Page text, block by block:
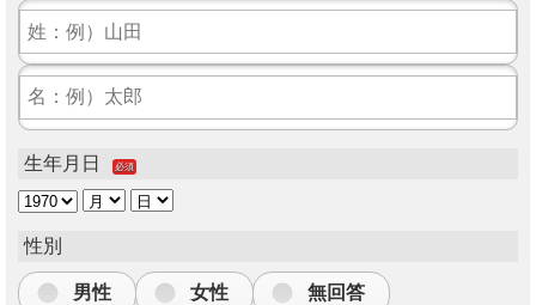
生年月日 必須
性別
男性 女性 無回答